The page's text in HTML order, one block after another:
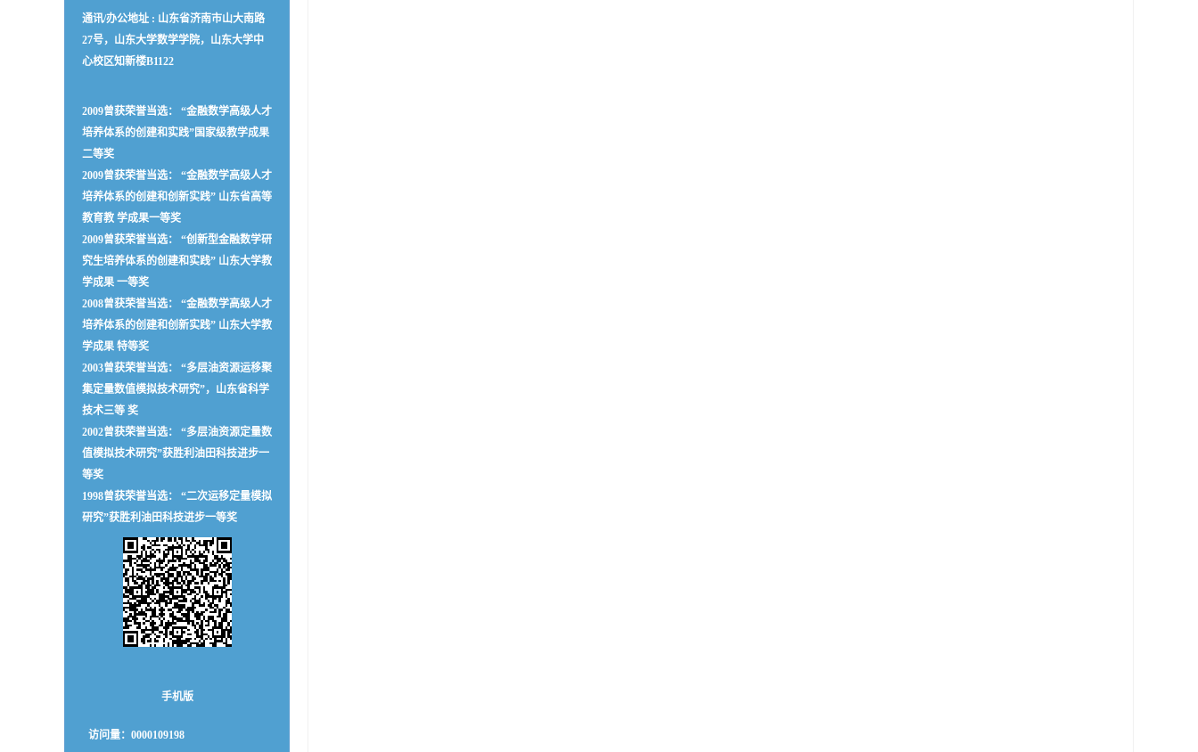
通讯/办公地址 : 山东省济南市山大南路
27号，山东大学数学学院，山东大学中
心校区知新楼B1122
2009曾获荣誉当选： “金融数学高级人才
培养体系的创建和实践”国家级教学成果
二等奖
2009曾获荣誉当选： “金融数学高级人才
培养体系的创建和创新实践” 山东省高等
教育教 学成果一等奖
2009曾获荣誉当选： “创新型金融数学研
究生培养体系的创建和实践” 山东大学教
学成果 一等奖
2008曾获荣誉当选： “金融数学高级人才
培养体系的创建和创新实践” 山东大学教
学成果 特等奖
2003曾获荣誉当选： “多层油资源运移聚
集定量数值模拟技术研究”，山东省科学
技术三等 奖
2002曾获荣誉当选： “多层油资源定量数
值模拟技术研究”获胜利油田科技进步一
等奖
1998曾获荣誉当选： “二次运移定量模拟
研究”获胜利油田科技进步一等奖
手机版
访问量： 0000109198